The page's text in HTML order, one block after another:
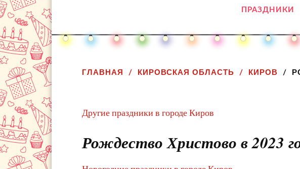
ПРАЗДНИКИ
ГЛАВНАЯ КИРОВСКАЯ ОБЛАСТЬ КИРОВ
Другие праздники в городе Киров
Рождество Христово в 2023